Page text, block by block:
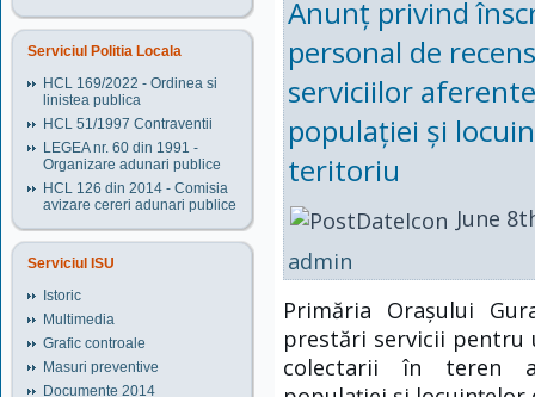
Serviciul Politia Locala
HCL 169/2022 - Ordinea si
linistea publica
HCL 51/1997 Contraventii
LEGEA nr. 60 din 1991 -
Organizare adunari publice
HCL 126 din 2014 - Comisia
avizare cereri adunari publice
Serviciul ISU
Istoric
Multimedia
Grafic controale
Masuri preventive
Documente 2014
Anunț privind
personal de
serviciilor
populației și
teritoriu
June
admin
Primăria Orașului
prestări servicii pentru
colectarii în teren